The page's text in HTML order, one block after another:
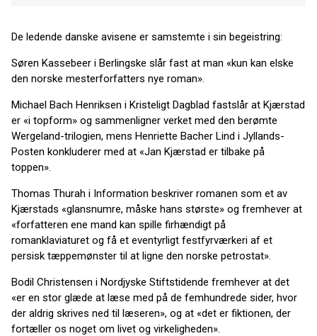
De ledende danske avisene er samstemte i sin begeistring:
Søren Kassebeer i Berlingske slår fast at man «kun kan elske
den norske mesterforfatters nye roman».
Michael Bach Henriksen i Kristeligt Dagblad fastslår at Kjærstad
er «i topform» og sammenligner verket med den berømte
Wergeland-trilogien, mens Henriette Bacher Lind i Jyllands-
Posten konkluderer med at «Jan Kjærstad er tilbake på
toppen».
Thomas Thurah i Information beskriver romanen som et av
Kjærstads «glansnumre, måske hans største» og fremhever at
«forfatteren ene mand kan spille firhændigt på
romanklaviaturet og få et eventyrligt festfyrværkeri af et
persisk tæppemønster til at ligne den norske petrostat».
Bodil Christensen i Nordjyske Stiftstidende fremhever at det
«er en stor glæde at læse med på de femhundrede sider, hvor
der aldrig skrives ned til læseren», og at «det er fiktionen, der
fortæller os noget om livet og virkeligheden».